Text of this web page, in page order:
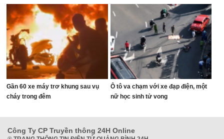
Gần 60 xe máy trơ khung sau vụ
cháy trong đêm
Ô tô va chạm với xe đạp điện, một
nữ học sinh tử vong
Công Ty CP Truyền thông 24H Online